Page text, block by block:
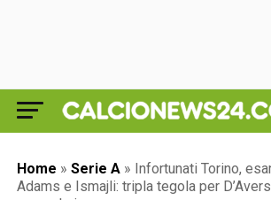
Home » Serie A » Infortunati Torino,
Adams e Ismajli: tripla tegola per